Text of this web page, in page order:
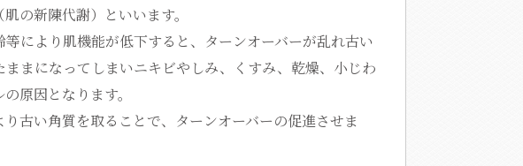
の新陳代謝）といいます。
等により肌機能が低下すると、ターンオーバーが乱れ古い
ままになってしまいニキビやしみ、くすみ、乾燥、小じわ
原因となります。
り古い角質を取ることで、ターンオーバーの促進させま